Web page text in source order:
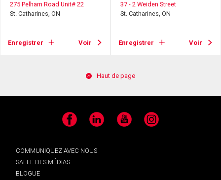
275 Pelham Road Unit# 22
St. Catharines, ON
Enregistrer Voir
37 - 2 Weiden Street
St. Catharines, ON
Enregistrer Voir
Haut de page
Facebook LinkedIn YouTube Instagram
COMMUNIQUEZ AVEC NOUS
SALLE DES MÉDIAS
BLOGUE